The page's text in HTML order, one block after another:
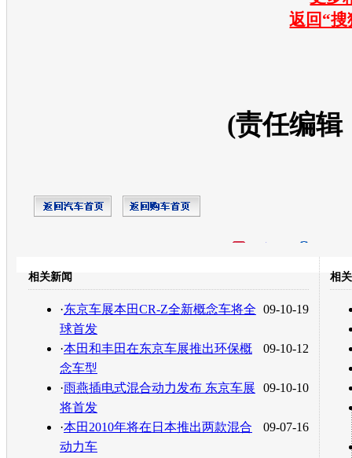
返回“搜
(责任编辑
转发至：
相关新闻
09-10-19
·东京车展本田CR-Z全新概念车将全
球首发
09-10-12
·本田和丰田在东京车展推出环保概
念车型
09-10-10
·雨燕插电式混合动力发布 东京车展
将首发
09-07-16
·本田2010年将在日本推出两款混合
动力车
相